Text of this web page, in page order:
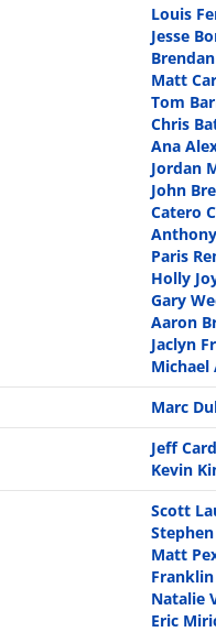
Louis
Jesse
Matt
Tom
Chris
Ana
Jordan
John
Catero
Paris
Holly
Gary
Aaron
Jaclyn
Michael
Marc
Jeff
Kevin
Scott
Matt
Natalie
Eric